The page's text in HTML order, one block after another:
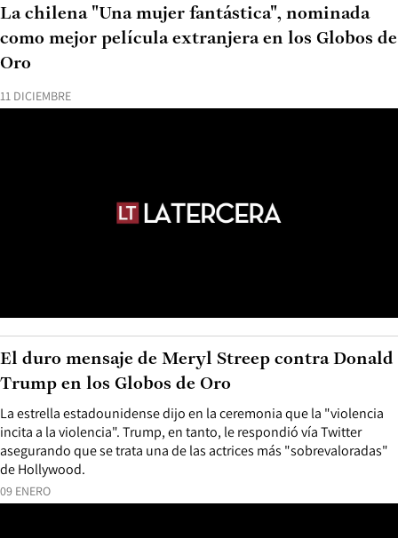
11 DICIEMBRE
La chilena "Una mujer fantástica", nominada
como mejor película extranjera en los Globos de
Oro
09 ENERO
La estrella estadounidense dijo en la ceremonia que la "violencia
incita a la violencia". Trump, en tanto, le respondió vía Twitter
asegurando que se trata una de las actrices más "sobrevaloradas"
de Hollywood.
El duro mensaje de Meryl Streep contra Donald
Trump en los Globos de Oro